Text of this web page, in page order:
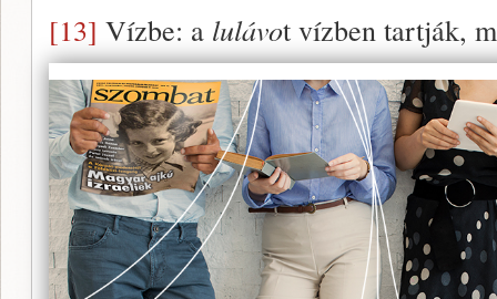
[13] Vízbe: a lulávot vízben tartják,